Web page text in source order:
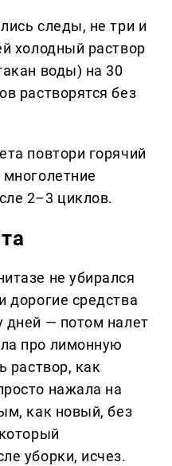
следы, не три и
холодный раствор
воды) на 30
растворятся без
повтори горячий
2–3 циклов.
не убирался
дорогие средства
дней — потом налет
про лимонную
раствор, как
нажала на
как новый, без
уборки, исчез.